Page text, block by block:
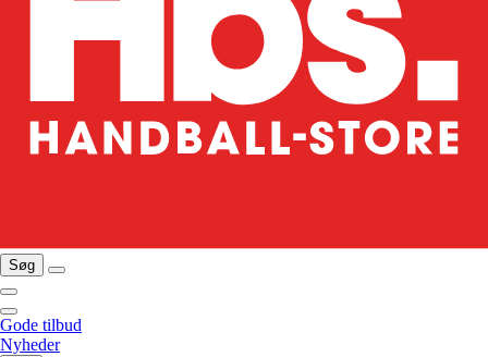
Søg
Gode tilbud
Nyheder